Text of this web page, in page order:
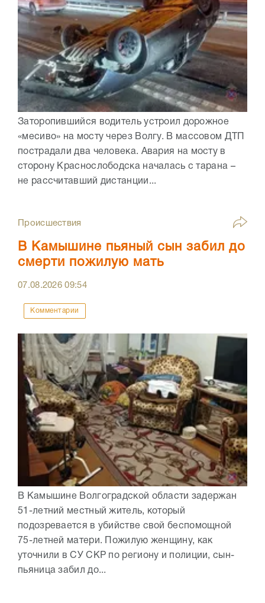
Заторопившийся водитель устроил дорожное
«месиво» на мосту через Волгу. В массовом ДТП
пострадали два человека. Авария на мосту в
сторону Краснослободска началась с тарана –
не рассчитавший дистанции...
Происшествия
В Камышине пьяный сын забил до
смерти пожилую мать
07.08.202609:54
Комментарии
В Камышине Волгоградской области задержан
51-летний местный житель, который
подозревается в убийстве свой беспомощной
75-летней матери. Пожилую женщину, как
уточнили в СУ СКР по региону и полиции, сын-
пьяница забил до...